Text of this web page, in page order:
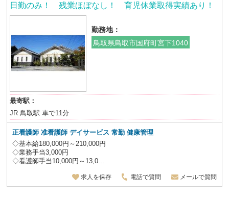
日勤のみ！ 残業ほぼなし！ 育児休業取得実績あり！
勤務地：
鳥取県鳥取市国府町宮下1040
最寄駅：
JR 鳥取駅 車で11分
正看護師 准看護師 デイサービス 常勤 健康管理
◇基本給180,000円～210,000円
◇業務手当3,000円
◇看護師手当10,000円～13,0...
求人を保存 電話で質問 メールで質問